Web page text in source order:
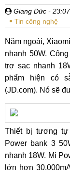
Giang Đức -
Tin công nghệ
Năm ngoái,
nhanh 50W.
trợ sạc nhanh
phẩm hiện có
(JD.com). Nó sẽ
Thiết bị tương
Power bank 3
nhanh 18W. Mi
lớn hơn